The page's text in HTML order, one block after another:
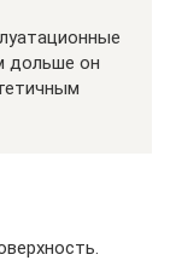
дольше он